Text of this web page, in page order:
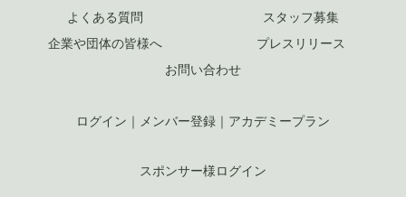
よくある質問
スタッフ募集
企業や団体の皆様へ
プレスリリース
お問い合わせ
ログイン ｜ メンバー登録 ｜ アカデミープラン
スポンサー様ログイン